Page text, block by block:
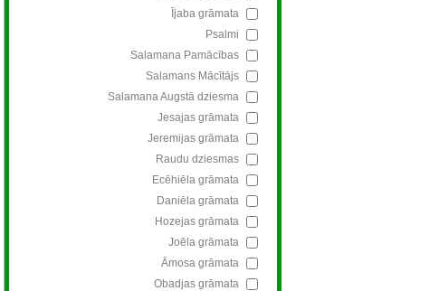
Ījaba grāmata
Psalmi
Salamana Pamācības
Salamans Mācītājs
Salamana Augstā dziesma
Jesajas grāmata
Jeremijas grāmata
Raudu dziesmas
Ecēhiēla grāmata
Daniēla grāmata
Hozejas grāmata
Joēla grāmata
Āmosa grāmata
Obadjas grāmata